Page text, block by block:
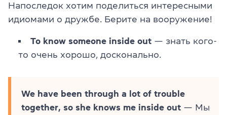
Напоследок хотим поделиться интересными
идиомами о дружбе. Берите на вооружение!
To know someone inside out — знать кого-
то очень хорошо, досконально.
We have been through a lot of trouble
together, so she knows me inside out — Мы